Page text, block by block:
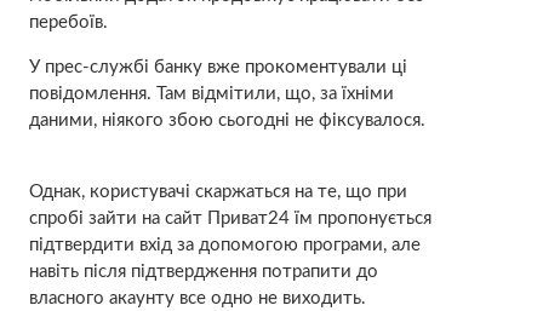
перебоїв.
У прес-службі банку вже прокоментували ці
повідомлення. Там відмітили, що, за їхніми
даними, ніякого збою сьогодні не фіксувалося.
Однак, користувачі скаржаться на те, що при
спробі зайти на сайт Приват24 їм пропонується
підтвердити вхід за допомогою програми, але
навіть після підтвердження потрапити до
власного акаунту все одно не виходить.